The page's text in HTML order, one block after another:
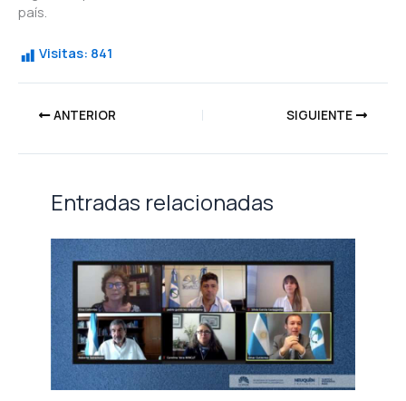
país.
Visitas: 841
ANTERIOR SIGUIENTE
Entradas relacionadas